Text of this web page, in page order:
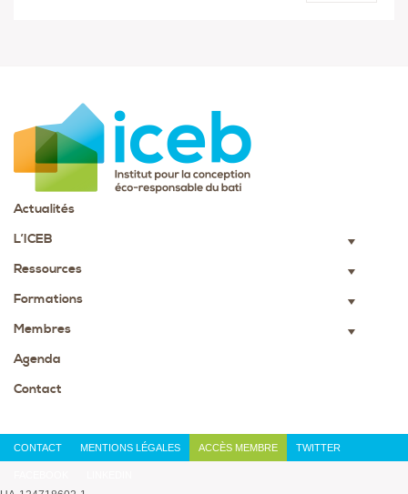
Actualités
L’ICEB
▼
Ressources ▼
Formations ▼
Membres ▼
Agenda
Contact
CONTACT MENTIONS LÉGALES ACCÈS MEMBRE TWITTER